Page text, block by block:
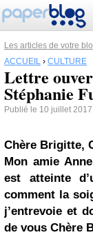
Les articles de votre
ACCUEIL › CULTURE
Lettre
Stéphanie
Publié le 10 juillet
Chère Brigitte,
Mon amie
est atteinte
comment la
j’entrevoie et
de vous Chère